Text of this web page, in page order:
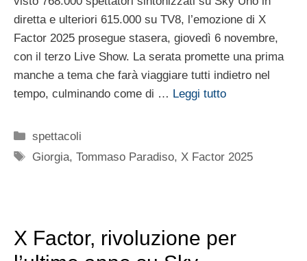
diretta e ulteriori 615.000 su TV8, l’emozione di X
Factor 2025 prosegue stasera, giovedì 6 novembre,
con il terzo Live Show. La serata promette una prima
manche a tema che farà viaggiare tutti indietro nel
tempo, culminando come di … Leggi tutto
Categorie
spettacoli
Tag
Giorgia,Tommaso Paradiso, X Factor 2025
X Factor, rivoluzione per